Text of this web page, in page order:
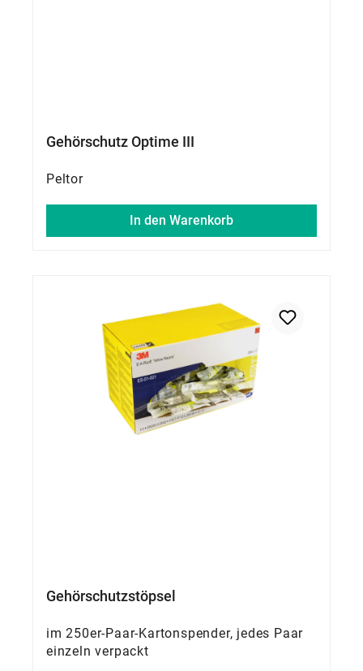
Gehörschutz Optime III
Peltor
In den Warenkorb
Gehörschutzstöpsel
im 250er-Paar-Kartonspender, jedes Paar
einzeln verpackt